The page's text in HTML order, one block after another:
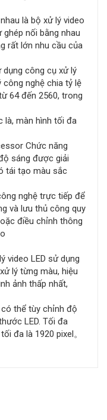
là bộ xử lý video
nối bằng nhau
rất lớn nhu cầu của
dụng công cụ xử lý
công nghệ chia tỷ lệ
64 đến 2560, trong
là, màn hình tối đa
Chức năng
sáng được giải
tái tạo màu sắc
nghệ trực tiếp để
và lưu thủ công quy
điều chỉnh thông
video LED sử dụng
lý từng màu, hiệu
ảnh thấp nhất,
thể tùy chỉnh độ
LED. Tối đa
đa là 1920 pixel。